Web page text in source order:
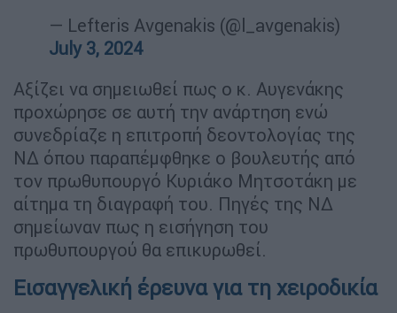
— Lefteris Avgenakis (@l_avgenakis)
July 3, 2024
Αξίζει να σημειωθεί πως ο κ. Αυγενάκης
προχώρησε σε αυτή την ανάρτηση ενώ
συνεδρίαζε η επιτροπή δεοντολογίας της
ΝΔ όπου παραπέμφθηκε ο βουλευτής από
τον πρωθυπουργό Κυριάκο Μητσοτάκη με
αίτημα τη διαγραφή του. Πηγές της ΝΔ
σημείωναν πως η εισήγηση του
πρωθυπουργού θα επικυρωθεί.
Εισαγγελική έρευνα για τη χειροδικία